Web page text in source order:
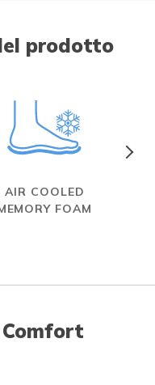
prodotto
AIR COOLED
FOAM